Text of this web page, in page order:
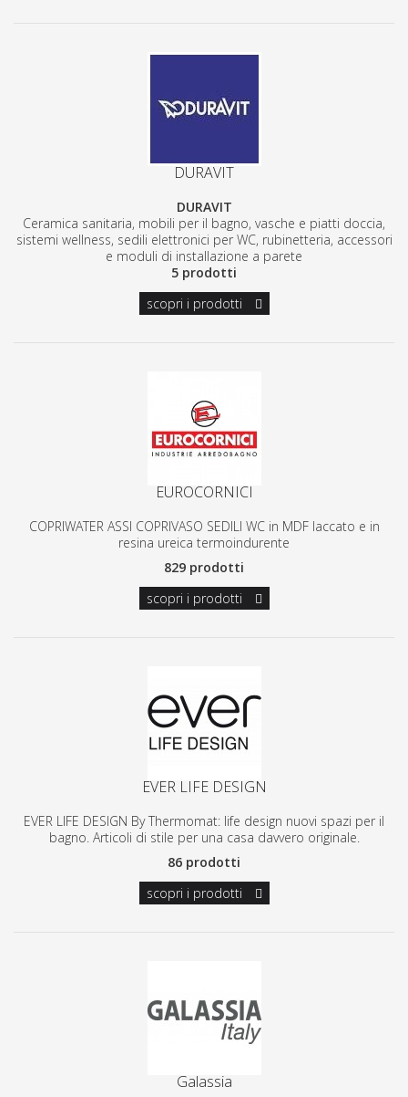
DURAVIT
DURAVIT
Ceramica sanitaria, mobili per il bagno, vasche e piatti doccia,
sistemi wellness, sedili elettronici per WC, rubinetteria, accessori
e moduli di installazione a parete
5 prodotti
scopri i prodotti
EUROCORNICI
COPRIWATER ASSI COPRIVASO SEDILI WC in MDF laccato e in
resina ureica termoindurente
829 prodotti
scopri i prodotti
EVER LIFE DESIGN
EVER LIFE DESIGN By Thermomat: life design nuovi spazi per il
bagno. Articoli di stile per una casa davvero originale.
86 prodotti
scopri i prodotti
Galassia